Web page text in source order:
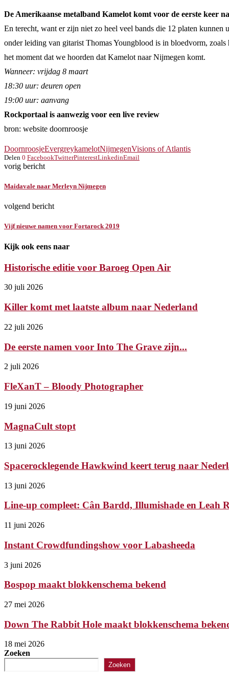
De Amerikaanse metalband Kamelot komt voor de eerste keer
En terecht, want er zijn niet zo heel veel bands die 12 platen
onder leiding van gitarist Thomas Youngblood is in bloedvorm,
het moment dat we hoorden dat Kamelot naar Nijmegen komt.
Wanneer: vrijdag 8 maart
18:30 uur: deuren open
19:00 uur: aanvang
Rockportaal is aanwezig voor een live review
bron: website doornroosje
DoornroosjeEvergreykamelotNijmegenVisions of Atlantis
Delen 0 FacebookTwitterPinterestLinkedinEmail
vorig bericht
Maidavale naar Merleyn Nijmegen
volgend bericht
Vijf nieuwe namen voor Fortarock 2019
Kijk ook eens naar
Historische editie voor Baroeg Open Air
30 juli 2026
Killer komt met laatste album naar Nederland
22 juli 2026
De eerste namen voor Into The Grave zijn...
2 juli 2026
FleXanT – Bloody Photographer
19 juni 2026
MagnaCult stopt
13 juni 2026
Spacerocklegende Hawkwind keert terug naar
13 juni 2026
Line-up compleet: Cân Bardd, Illumishade en Leah
11 juni 2026
Instant Crowdfundingshow voor Labasheeda
3 juni 2026
Bospop maakt blokkenschema bekend
27 mei 2026
Down The Rabbit Hole maakt blokkenschema
18 mei 2026
Zoeken
Zoeken